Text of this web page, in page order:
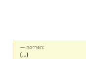
nornen:
(...)